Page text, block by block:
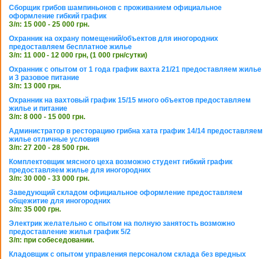
Сборщик грибов шампиньонов с проживанием официальное
оформление гибкий график
З/п: 15 000 - 25 000 грн.
Охранник на охрану помещений/объектов для иногородних
предоставляем бесплатное жилье
З/п: 11 000 - 12 000 грн, (1 000 грн/сутки)
Охранник с опытом от 1 года график вахта 21/21 предоставляем жилье
и 3 разовое питание
З/п: 13 000 грн.
Охранник на вахтовый график 15/15 много объектов предоставляем
жилье и питание
З/п: 8 000 - 15 000 грн.
Администратор в ресторацию грибна хата график 14/14 предоставляем
жилье отличные условия
З/п: 27 200 - 28 500 грн.
Комплектовщик мясного цеха возможно студент гибкий график
предоставляем жилье для иногородних
З/п: 30 000 - 33 000 грн.
Заведующий складом официальное оформление предоставляем
общежитие для иногородних
З/п: 35 000 грн.
Электрик желательно с опытом на полную занятость возможно
предоставление жилья график 5/2
З/п: при собеседовании.
Кладовщик с опытом управления персоналом склада без вредных